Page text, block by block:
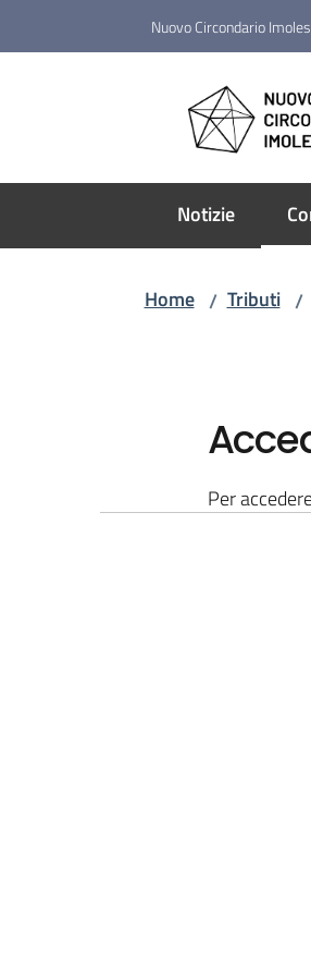
Nuovo Circondario
Notizie
Home / Tributi /
Per